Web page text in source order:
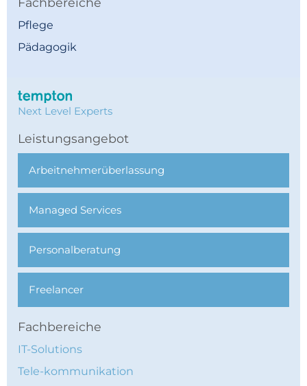
Pflege
Pädagogik
Next Level Experts
Leistungsangebot
Arbeitnehmer­überlassung
Managed Services
Personal­beratung
Freelancer
Fachbereiche
IT-Solutions
Tele-kommunikation